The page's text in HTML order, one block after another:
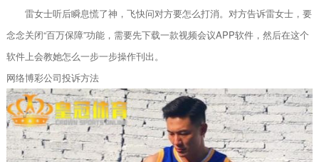
雷女士听后瞬息慌了神，飞快问对方要怎么打消。对方告诉雷女士，要
念念关闭“百万保障”功能，需要先下载一款视频会议APP软件，然后在这个
软件上会教她怎么一步一步操作刊出。
网络博彩公司投诉方法